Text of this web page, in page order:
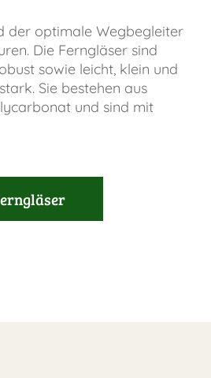
der optimale Wegbegleiter
Die Ferngläser sind
sowie leicht, klein und
Sie bestehen aus
und sind mit